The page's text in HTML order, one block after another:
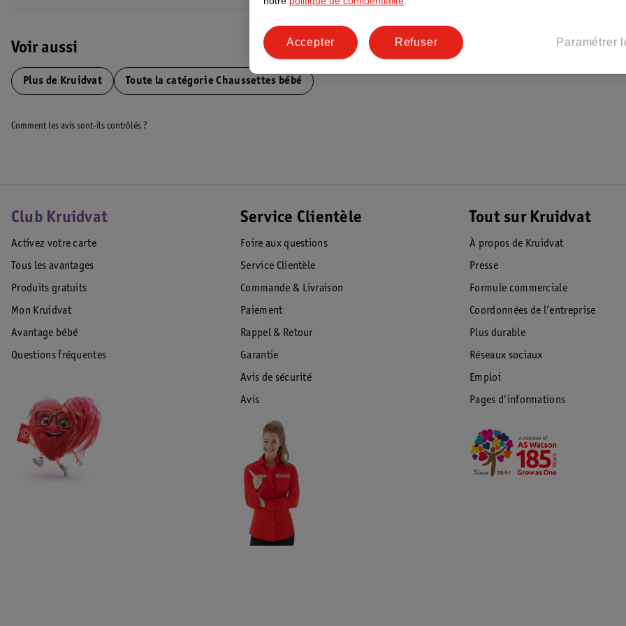
Voir aussi
Plus de Kruidvat Toute la catégorie Chaussettes bébé
Comment les avis sont-ils contrôlés ?
Club Kruidvat
Activez votre carte
Tous les avantages
Produits gratuits
Mon Kruidvat
Avantage bébé
Questions fréquentes
Service Clientèle
Foire aux questions
Service Clientèle
Commande & Livraison
Paiement
Rappel & Retour
Garantie
Avis de sécurité
Avis
Tout sur Kruidvat
À propos de Kruidvat
Presse
Formule commerciale
Coordonnées de l’entreprise
Plus durable
Réseaux sociaux
Emploi
Pages d’informations
Paramétrer
Refuser
Accepter